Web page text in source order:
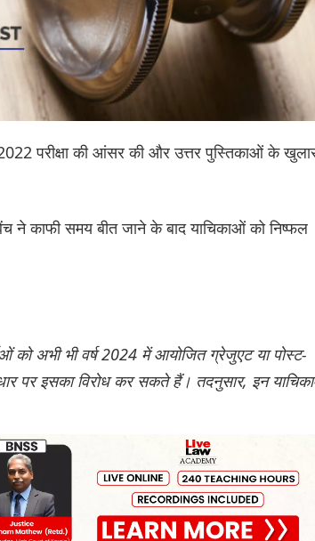
परीक्षा की आंसर की और उत्तर पुस्तिकाओं के
ने काफी समय बीत जाने के बाद याचिकाओं को निष्फल
को अभी भी वर्ष 2024 में आयोजित ग्रेजुएट या पोस्ट-
पर इसका विरोध कर सकते हैं। तदनुसार, इन